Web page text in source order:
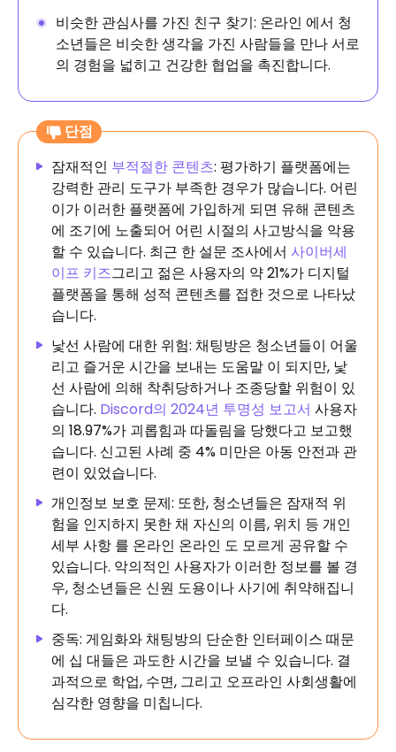
비슷한 관심사를 가진 친구 찾기: 온라인 에서 청
소년들은 비슷한 생각을 가진 사람들을 만나 서로
의 경험을 넓히고 건강한 협업을 촉진합니다.
단점
잠재적인 부적절한 콘텐츠: 평가하기 플랫폼에는
강력한 관리 도구가 부족한 경우가 많습니다. 어린
이가 이러한 플랫폼에 가입하게 되면 유해 콘텐츠
에 조기에 노출되어 어린 시절의 사고방식을 악용
할 수 있습니다. 최근 한 설문 조사에서 사이버세
이프 키즈그리고 젊은 사용자의 약 21%가 디지털
플랫폼을 통해 성적 콘텐츠를 접한 것으로 나타났
습니다.
낯선 사람에 대한 위험: 채팅방은 청소년들이 어울
리고 즐거운 시간을 보내는 도움말 이 되지만, 낯
선 사람에 의해 착취당하거나 조종당할 위험이 있
습니다. Discord의 2024년 투명성 보고서 사용자
의 18.97%가 괴롭힘과 따돌림을 당했다고 보고했
습니다. 신고된 사례 중 4% 미만은 아동 안전과 관
련이 있었습니다.
개인정보 보호 문제: 또한, 청소년들은 잠재적 위
험을 인지하지 못한 채 자신의 이름, 위치 등 개인
세부 사항 를 온라인 온라인 도 모르게 공유할 수
있습니다. 악의적인 사용자가 이러한 정보를 볼 경
우, 청소년들은 신원 도용이나 사기에 취약해집니
다.
중독: 게임화와 채팅방의 단순한 인터페이스 때문
에 십 대들은 과도한 시간을 보낼 수 있습니다. 결
과적으로 학업, 수면, 그리고 오프라인 사회생활에
심각한 영향을 미칩니다.